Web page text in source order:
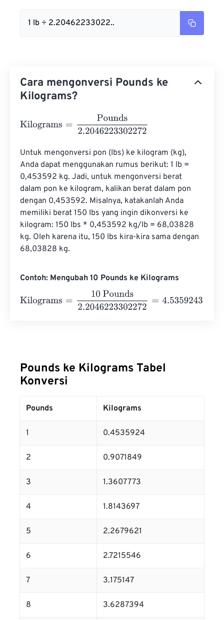
1 lb ÷ 2.20462233022..
Cara mengonversi Pounds ke
Kilograms?
Kilograms 2.2046223302272
Untuk mengonversi pon (lbs) ke kilogram (kg),
Anda dapat menggunakan rumus berikut: 1 lb =
0,453592 kg. Jadi, untuk mengonversi berat
dalam pon ke kilogram, kalikan berat dalam pon
dengan 0,453592. Misalnya, katakanlah Anda
memiliki berat 150 lbs yang ingin dikonversi ke
kilogram: 150 lbs * 0,453592 kg/lb = 68,03828
kg. Oleh karena itu, 150 lbs kira-kira sama dengan
68,03828 kg.
Contoh: Mengubah 10 Pounds ke Kilograms
Kilograms
10 Pounds2.2046223302272 =4.5359243
Pounds ke Kilograms Tabel
Konversi
Pounds Kilograms
1 0.4535924
2 0.9071849
3 1.3607773
4 1.8143697
5 2.2679621
6 2.7215546
7 3.175147
8 3.6287394